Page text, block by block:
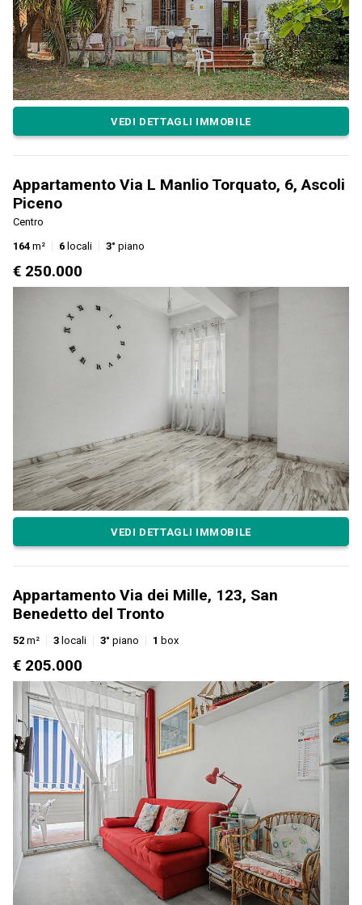
VEDI DETTAGLI IMMOBILE
Appartamento Via L Manlio Torquato, 6, Ascoli
Piceno
Centro
164 m² 6 locali 3° piano
€ 250.000
VEDI DETTAGLI IMMOBILE
Appartamento Via dei Mille, 123, San
Benedetto del Tronto
52 m² 3 locali 3° piano 1 box
€ 205.000